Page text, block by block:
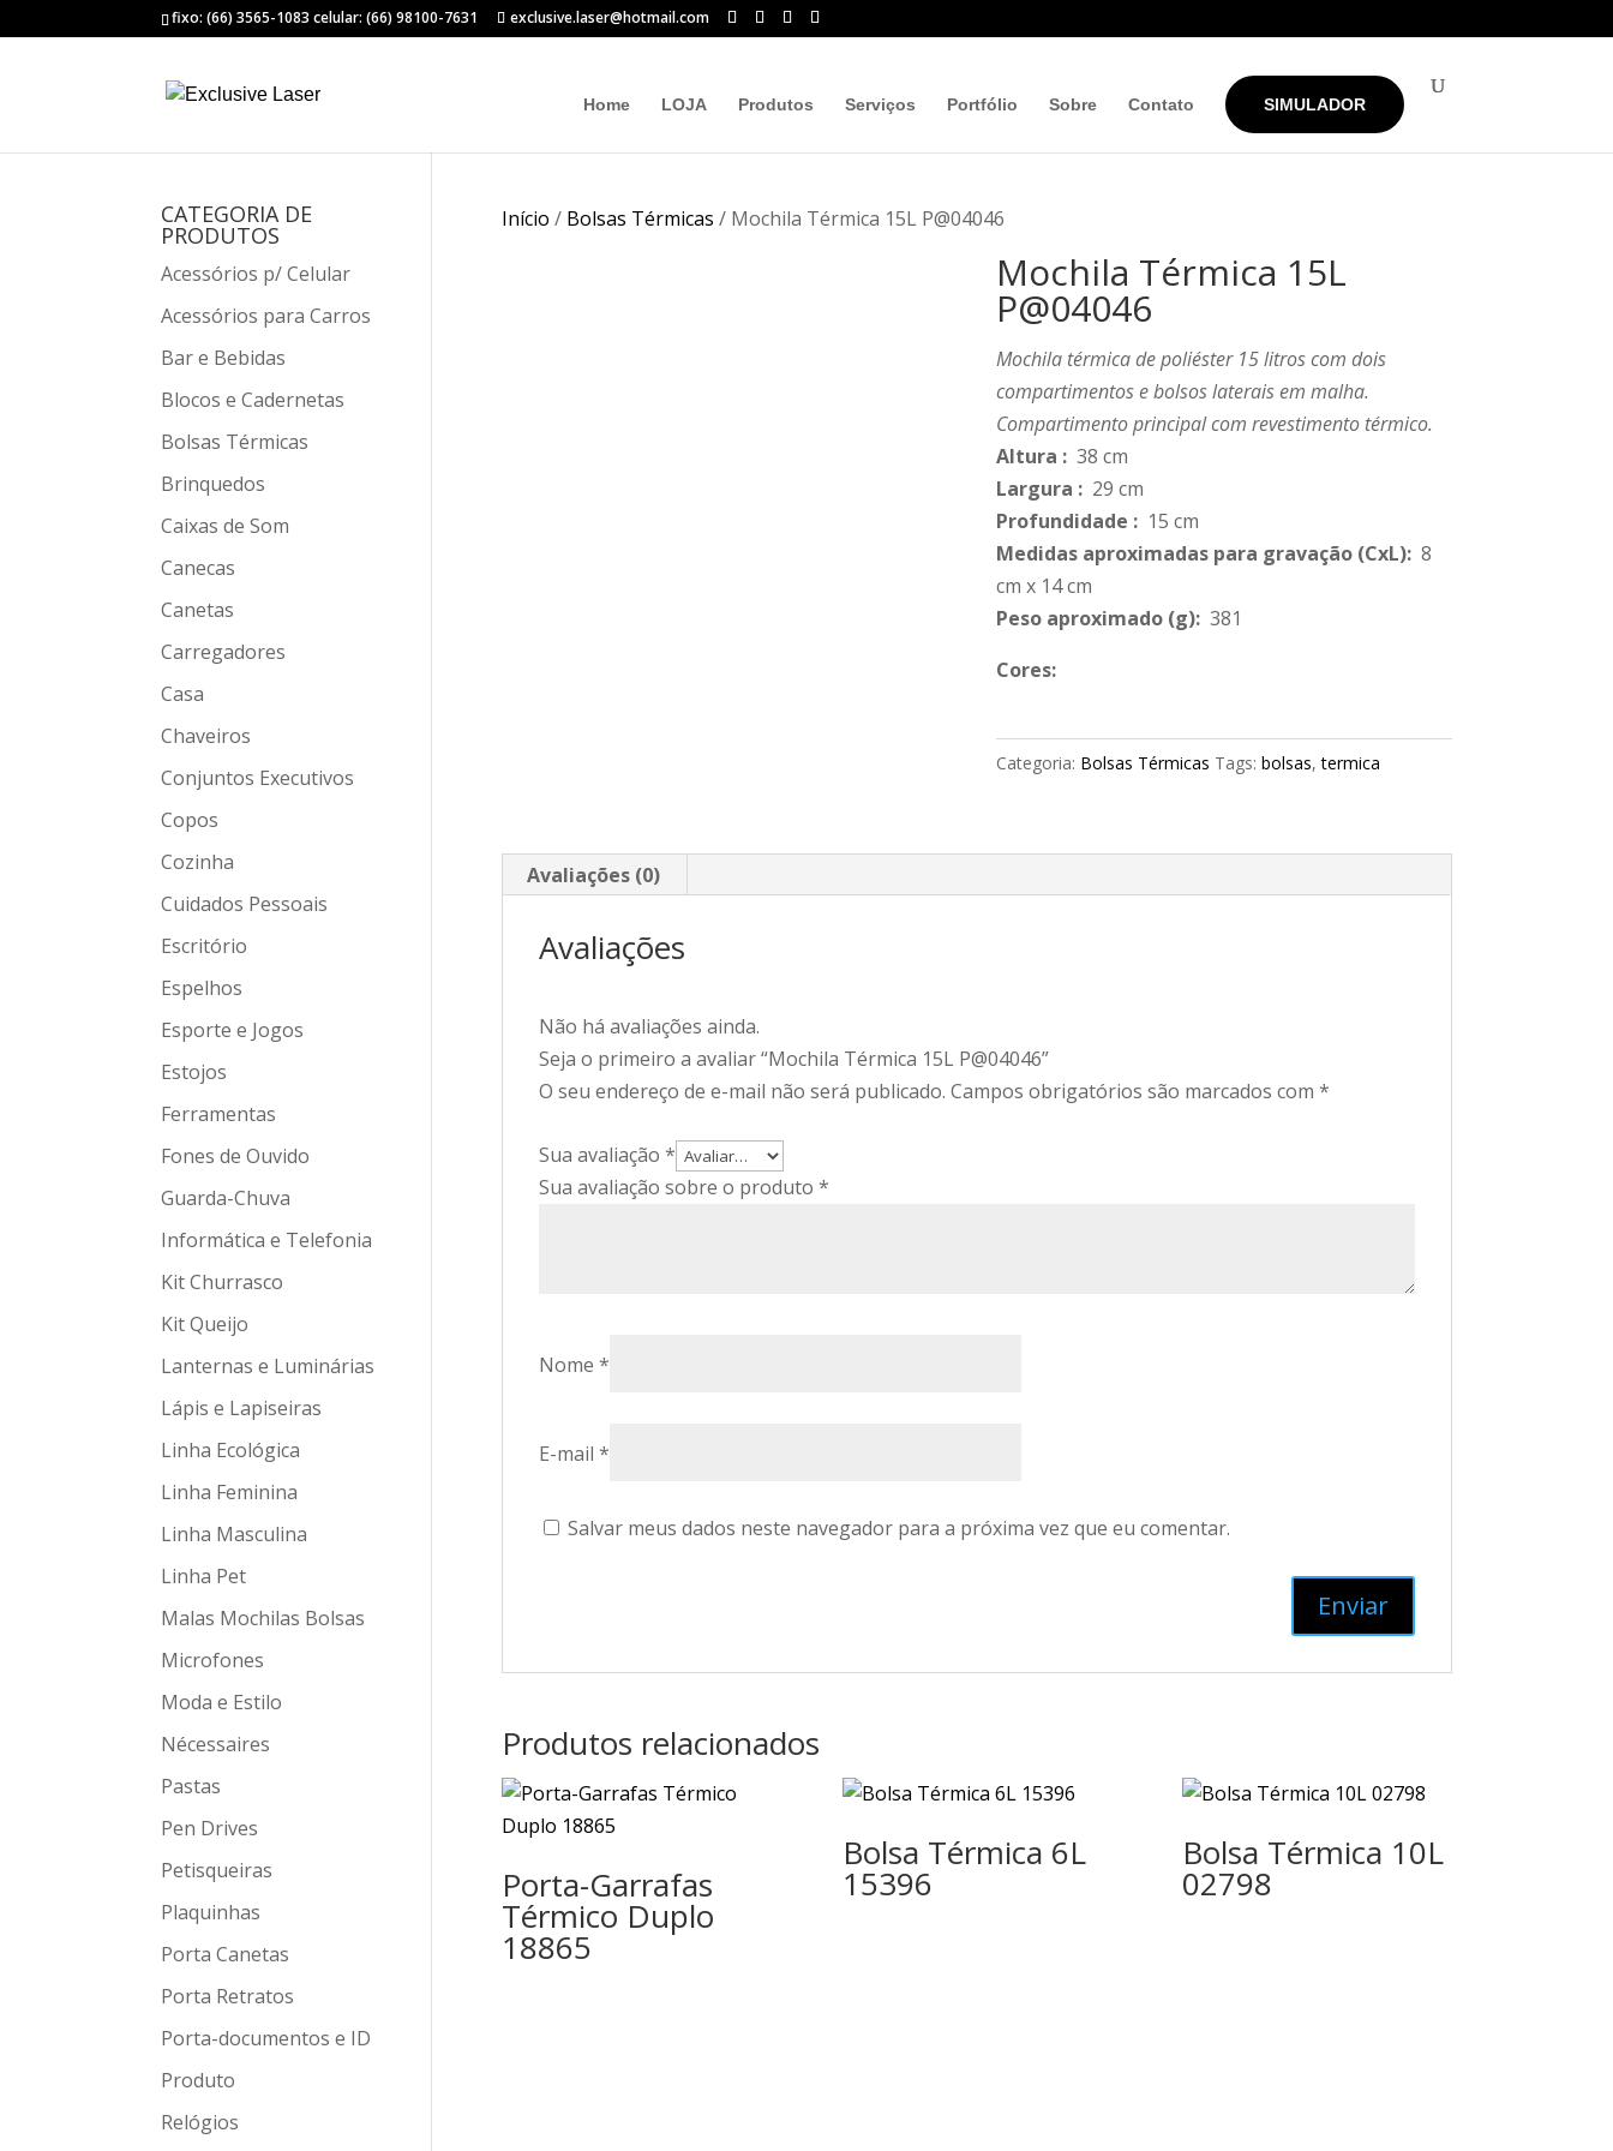
fixo: (66) 3565-1083 celular: (66) 98100-7631 exclusive.laser@hotmail.com
Home LOJA Produtos Serviços Portfólio Sobre Contato SIMULADOR
Início / Bolsas Térmicas / Mochila Térmica 15L P@04046
Mochila Térmica 15L
P@04046
Mochila térmica de poliéster 15 litros com dois
compartimentos e bolsos laterais em malha.
Compartimento principal com revestimento térmico.
Altura : 38 cm
Largura :29 cm
Profundidade :15 cm
Medidas aproximadas para gravação(CxL): 8
cm x 14 cm
Peso aproximado(g): 381
Cores:
Categoria: Bolsas Térmicas Tags: bolsas,termica
Avaliações (0)
Avaliações
Não há avaliações ainda.
Seja o primeiro a avaliar “Mochila Térmica 15L P@04046”
O seu endereço de e-mail não será publicado. Campos obrigatórios são marcados com *
Sua avaliação *
Sua avaliação sobre o produto *
Nome *
E-mail *
Salvar meus dados neste navegador para a próxima vez que eu comentar.
Produtos relacionados
Porta-Garrafas
Térmico Duplo
18865
Bolsa Térmica 6L
15396
Bolsa Térmica 10L
02798
CATEGORIA DE
PRODUTOS
Acessórios p/ Celular
Acessórios para Carros
Bar e Bebidas
Blocos e Cadernetas
Bolsas Térmicas
Brinquedos
Caixas de Som
Canecas
Canetas
Carregadores
Casa
Chaveiros
Conjuntos Executivos
Copos
Cozinha
Cuidados Pessoais
Escritório
Espelhos
Esporte e Jogos
Estojos
Ferramentas
Fones de Ouvido
Guarda-Chuva
Informática e Telefonia
Kit Churrasco
Kit Queijo
Lanternas e Luminárias
Lápis e Lapiseiras
Linha Ecológica
Linha Feminina
Linha Masculina
Linha Pet
Malas Mochilas Bolsas
Microfones
Moda e Estilo
Nécessaires
Pastas
Pen Drives
Petisqueiras
Plaquinhas
Porta Canetas
Porta Retratos
Porta-documentos e ID
Produto
Relógios